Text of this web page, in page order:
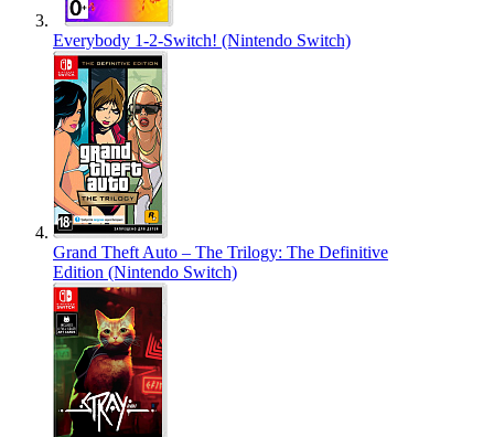
Everybody 1-2-Switch! (Nintendo Switch)
Grand Theft Auto – The Trilogy: The Definitive
Edition (Nintendo Switch)